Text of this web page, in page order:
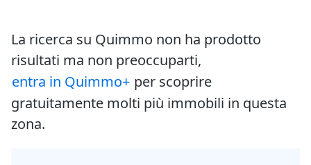
La ricerca su Quimmo non ha prodotto
risultati ma non preoccuparti,
entra in Quimmo+ per scoprire
gratuitamente molti più immobili in questa
zona.